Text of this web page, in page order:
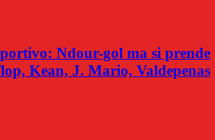
Ndour-gol ma si prende
Kean, J. Mario, Valdepenas